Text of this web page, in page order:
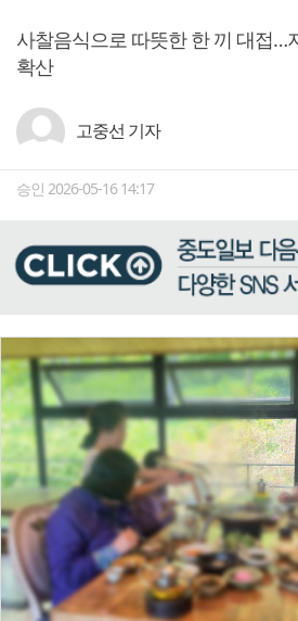
사찰음식으로 따뜻한 한 끼 대접…
확산
고중선 기자
승인 2026-05-16 14:17